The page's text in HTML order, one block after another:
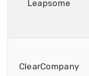
Leapsome
ClearCompany